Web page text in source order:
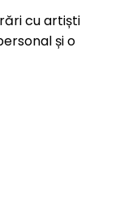
cu artiști
și o